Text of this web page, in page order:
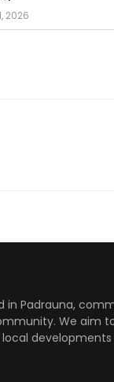
2026
in Padrauna,
We aim
developments